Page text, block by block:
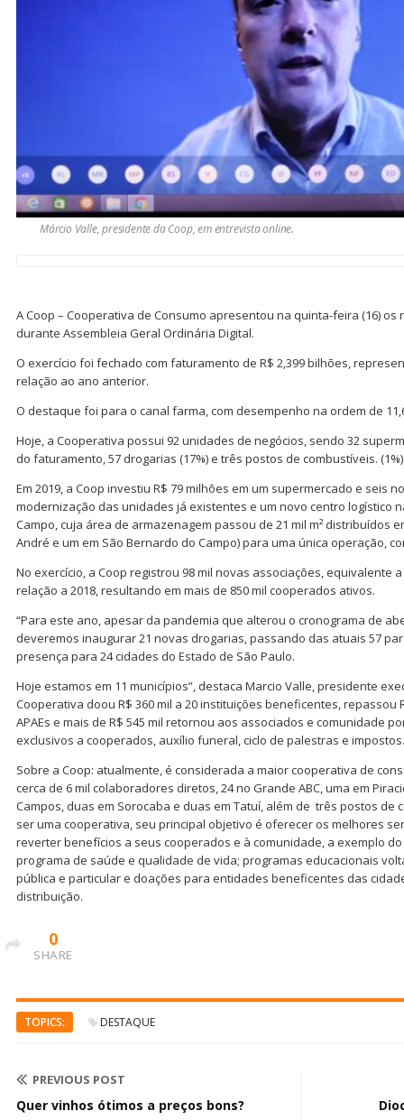
Márcio Valle, presidente da Coop, em entrevista online.
A Coop – Cooperativa de Consumo apresentou na quinta-feira (16) os
durante Assembleia Geral Ordinária Digital.
O exercício foi fechado com faturamento de R$ 2,399 bilhões,
relação ao ano anterior.
O destaque foi para o canal farma, com desempenho na ordem de
Hoje, a Cooperativa possui 92 unidades de negócios, sendo 32
do faturamento, 57 drogarias (17%) e três postos de combustíveis.
Em 2019, a Coop investiu R$ 79 milhões em um supermercado e seis
modernização das unidades já existentes e um novo centro logístico
Campo, cuja área de armazenagem passou de 21 mil m² distribuídos
André e um em São Bernardo do Campo) para uma única operação,
No exercício, a Coop registrou 98 mil novas associações, equivalente
relação a 2018, resultando em mais de 850 mil cooperados ativos.
“Para este ano, apesar da pandemia que alterou o cronograma de
deveremos inaugurar 21 novas drogarias, passando das atuais 57
presença para 24 cidades do Estado de São Paulo.
Hoje estamos em 11 municípios”, destaca Marcio Valle, presidente
Cooperativa doou R$ 360 mil a 20 instituições beneficentes, repassou
APAEs e mais de R$ 545 mil retornou aos associados e comunidade
exclusivos a cooperados, auxílio funeral, ciclo de palestras e impostos.
Sobre a Coop: atualmente, é considerada a maior cooperativa de
cerca de 6 mil colaboradores diretos, 24 no Grande ABC, uma em
Campos, duas em Sorocaba e duas em Tatuí, além de três postos de
ser uma cooperativa, seu principal objetivo é oferecer os melhores
reverter benefícios a seus cooperados e à comunidade, a exemplo
programa de saúde e qualidade de vida; programas educacionais
pública e particular e doações para entidades beneficentes das
distribuição.
0
SHARE
TOPICS: DESTAQUE
PREVIOUS POST
Quer vinhos ótimos a preços bons?